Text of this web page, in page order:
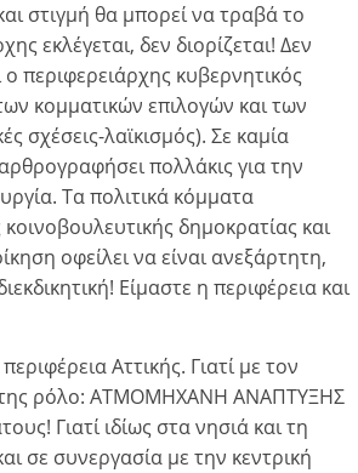
στιγμή θα μπορεί να τραβά το
εκλέγεται, δεν διορίζεται! Δεν
περιφερειάρχης κυβερνητικός
κομματικών επιλογών και των
σχέσεις-λαϊκισμός). Σε καμία
πολλάκις για την
Τα πολιτικά κόμματα
δημοκρατίας και
οφείλει να είναι ανεξάρτητη,
Είμαστε η περιφέρεια και
Αττικής. Γιατί με τον
της ρόλο: ΑΤΜΟΜΗΧΑΝΗ ΑΝΑΠΤΥΞΗΣ
Γιατί ιδίως στα νησιά και τη
σε συνεργασία με την κεντρική